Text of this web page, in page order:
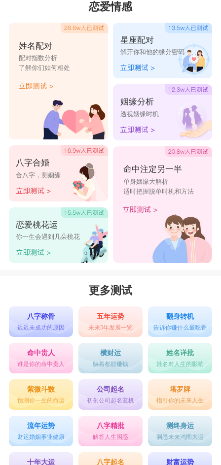
恋爱情感
姓名配对
配对指数分析
了解你们如何相处
八字合婚
合八字，测姻缘
恋爱桃花运
你一生会遇到几朵桃花
星座配对
解开你和他的缘分密码
姻缘分析
透视姻缘时机
命中注定另一半
单身姻缘大解析
适时把握脱单时机和方法
更多测试
八字称骨
迟迟未成功的原因
五年运势
未来5年发展一览
翻身转机
告诉你赚什么最吃香
命中贵人
谁是你的命中贵人
横财运
躺着都能赚钱
姓名详批
姓名对人生的影响
紫微斗数
预测你一生的命运
公司起名
初创公司起名玄机
塔罗牌
指引你的未来人生
流年运势
财运婚姻事业健康
八字精批
解答人生困惑
测终身运
洞悉未来鸿图大运
十年大运 八字起名 财富运势